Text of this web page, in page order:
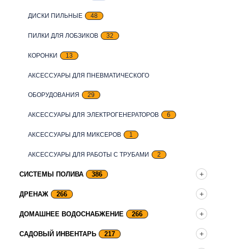
ДИСКИ ПИЛЬНЫЕ 48
ПИЛКИ ДЛЯ ЛОБЗИКОВ 32
КОРОНКИ 13
АКСЕССУАРЫ ДЛЯ ПНЕВМАТИЧЕСКОГО
ОБОРУДОВАНИЯ 29
АКСЕССУАРЫ ДЛЯ ЭЛЕКТРОГЕНЕРАТОРОВ 6
АКСЕССУАРЫ ДЛЯ МИКСЕРОВ 1
АКСЕССУАРЫ ДЛЯ РАБОТЫ С ТРУБАМИ 2
СИСТЕМЫ ПОЛИВА 386
ДРЕНАЖ 266
ДОМАШНЕЕ ВОДОСНАБЖЕНИЕ 266
САДОВЫЙ ИНВЕНТАРЬ 217